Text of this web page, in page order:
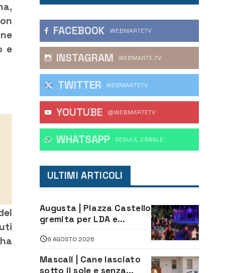
e
FACEBOOK WEBMARTETV
INSTAGRAM WEBMARTE.TV
TWITTER WEBMARTETV
YOUTUBE @WEBMARTETV
WHATSAPP ‎SEGUI IL CANALE
ULTIMI ARTICOLI
Augusta | Piazza Castello
gremita per LDA e
ed emozioni per
“Augusta d’Estate”
9 AGOSTO 2026
Mascali | Cane lasciato
sotto il sole e senza